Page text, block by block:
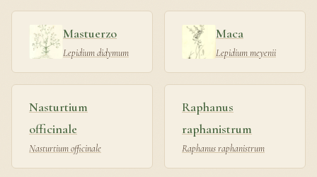
Mastuerzo
Lepidium didymum
Maca
Lepidium meyenii
Nasturtium
officinale
Nasturtium officinale
Raphanus
raphanistrum
Raphanus raphanistrum